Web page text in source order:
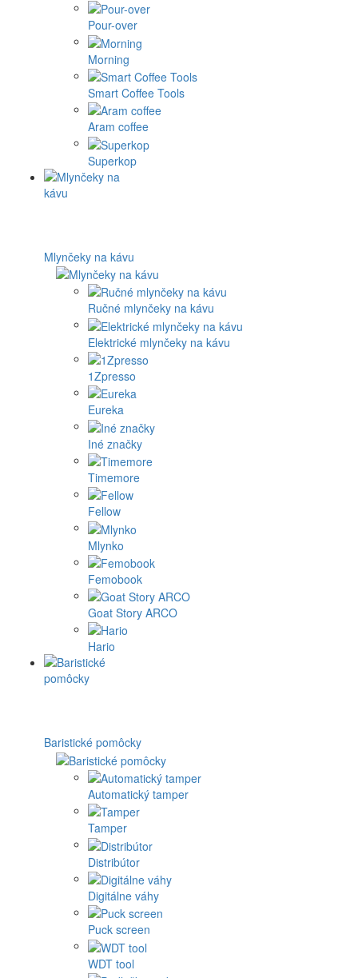
Pour-over
Morning
Smart Coffee Tools
Aram coffee
Superkop
Mlynčeky na kávu
Ručné mlynčeky na kávu
Elektrické mlynčeky na kávu
1Zpresso
Eureka
Iné značky
Timemore
Fellow
Mlynko
Femobook
Goat Story ARCO
Hario
Baristické pomôcky
Automatický tamper
Tamper
Distribútor
Digitálne váhy
Puck screen
WDT tool